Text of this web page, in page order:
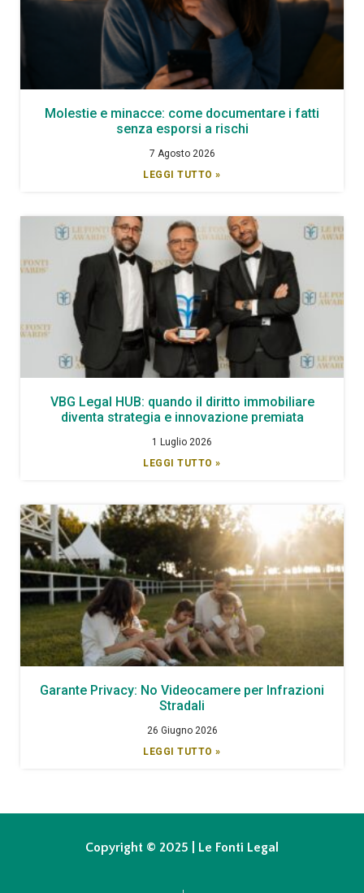
Molestie e minacce: come documentare i fatti
senza esporsi a rischi
7 Agosto 2026
LEGGI TUTTO »
VBG Legal HUB: quando il diritto immobiliare
diventa strategia e innovazione premiata
1 Luglio 2026
LEGGI TUTTO »
Garante Privacy: No Videocamere per Infrazioni
Stradali
26 Giugno 2026
LEGGI TUTTO »
Copyright © 2025 | Le Fonti Legal